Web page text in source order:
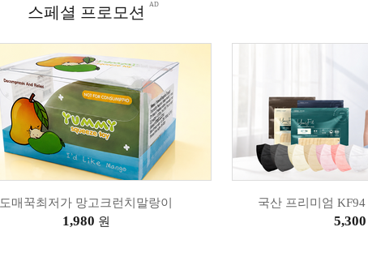
스페셜 프로모션 AD
도매꾹최저가 망고크런치말랑이
1,980 원
국산 프리미엄
5,300